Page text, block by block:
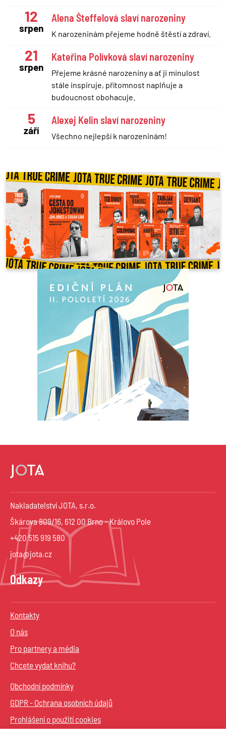
12
srpen
Alena Šteffelová slaví narozeniny
K narozeninám přejeme hodně štěstí a zdraví.
21
srpen
Kateřina Polívková slaví narozeniny
Přejeme krásné narozeniny a ať ji minulost
stále inspiruje, přítomnost naplňuje a
budoucnost obohacuje.
5
září
Alexej Kelin slaví narozeniny
Všechno nejlepší k narozeninám!
Nakladatelství JOTA, s.r.o.
Škárova 809/16, 612 00 Brno – Královo Pole
+420 515 919 580
jota@jota.cz
Odkazy
Kontakty
O nás
Pro partnery a média
Chcete vydat knihu?
Obchodní podmínky
GDPR - Ochrana osobních údajů
Prohlášení o použití cookies